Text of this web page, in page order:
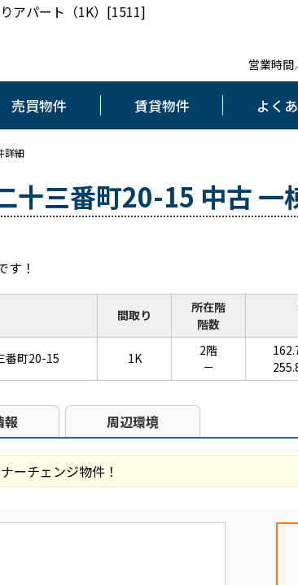
アパート（1K）[1511]
営業時
売買物件 賃貸物件 よく
詳細
十三番町20-15 中古 一
す！
間取り
所在階
階数
番町20-15 1K
2階
－
報 周辺環境
ーチェンジ物件！